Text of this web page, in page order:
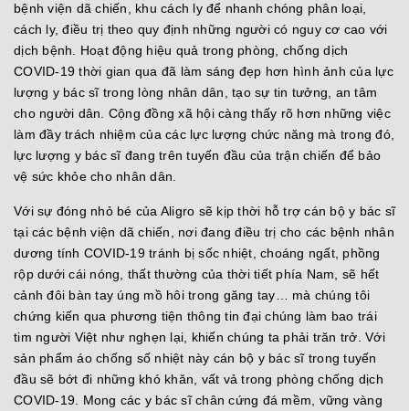
bệnh viện dã chiến, khu cách ly để nhanh chóng phân loại,
cách ly, điều trị theo quy định những người có nguy cơ cao với
dịch bệnh. Hoạt động hiệu quả trong phòng, chống dịch
COVID-19 thời gian qua đã làm sáng đẹp hơn hình ảnh của lực
lượng y bác sĩ trong lòng nhân dân, tạo sự tin tưởng, an tâm
cho người dân. Cộng đồng xã hội càng thấy rõ hơn những việc
làm đầy trách nhiệm của các lực lượng chức năng mà trong đó,
lực lượng y bác sĩ đang trên tuyến đầu của trận chiến để bảo
vệ sức khỏe cho nhân dân.
Với sự đóng nhỏ bé của Aligro sẽ kịp thời hỗ trợ cán bộ y bác sĩ
tại các bệnh viện dã chiến, nơi đang điều trị cho các bệnh nhân
dương tính COVID-19 tránh bị sốc nhiệt, choáng ngất, phồng
rộp dưới cái nóng, thất thường của thời tiết phía Nam, sẽ hết
cảnh đôi bàn tay úng mồ hôi trong găng tay… mà chúng tôi
chứng kiến qua phương tiện thông tin đại chúng làm bao trái
tim người Việt như nghẹn lại, khiến chúng ta phải trăn trở. Với
sản phẩm áo chống số nhiệt này cán bộ y bác sĩ trong tuyến
đầu sẽ bớt đi những khó khăn, vất vả trong phòng chống dịch
COVID-19. Mong các y bác sĩ chân cứng đá mềm, vững vàng